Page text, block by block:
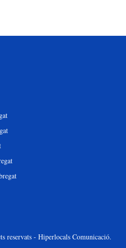
reservats - Hiperlocals Comunicació.